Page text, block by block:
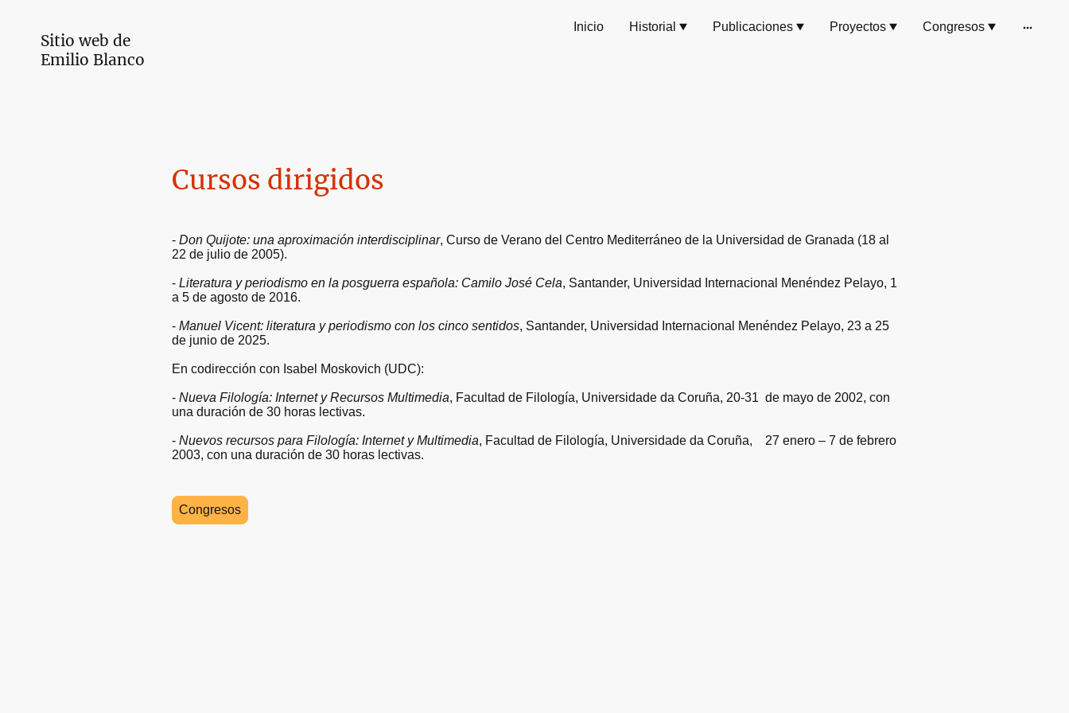
Sitio web de
Emilio Blanco
Inicio Historial Publicaciones Proyectos Congresos
Cursos dirigidos
- Don Quijote: una aproximación interdisciplinar, Curso de Verano del Centro Mediterráneo de la Universidad de Granada (18 al
22 de julio de 2005).
- Literatura y periodismo en la posguerra española: Camilo José Cela, Santander, Universidad Internacional Menéndez Pelayo, 1
a 5 de agosto de 2016.
- Manuel Vicent: literatura y periodismo con los cinco sentidos, Santander, Universidad Internacional Menéndez Pelayo, 23 a 25
de junio de 2025.
En codirección con Isabel Moskovich (UDC):
- Nueva Filología: Internet y Recursos Multimedia, Facultad de Filología, Universidade da Coruña, 20-31 de mayo de 2002, con
una duración de 30 horas lectivas.
- Nuevos recursos para Filología: Internet y Multimedia, Facultad de Filología, Universidade da Coruña, 27 enero – 7 de febrero
2003, con una duración de 30 horas lectivas.
Congresos